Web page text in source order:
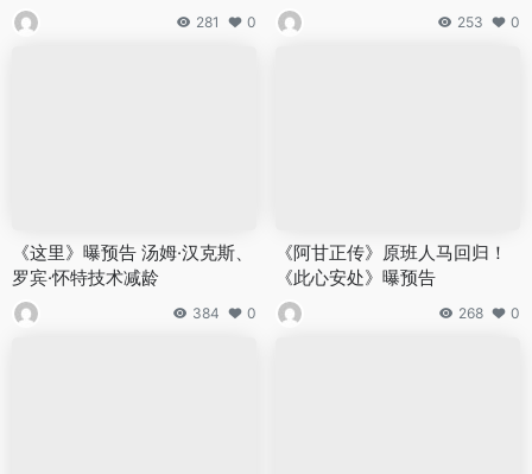
281 0 253 0
《这里》曝预告 汤姆·汉克斯、
罗宾·怀特技术减龄
384 0
《阿甘正传》原班人马回归！
《此心安处》曝预告
268 0